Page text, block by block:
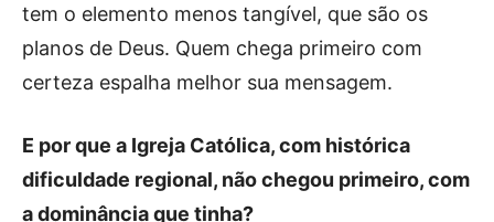
tem o elemento menos tangível, que são os
planos de Deus. Quem chega primeiro com
certeza espalha melhor sua mensagem.
E por que a Igreja Católica, com histórica
dificuldade regional, não chegou primeiro, com
a dominância que tinha?